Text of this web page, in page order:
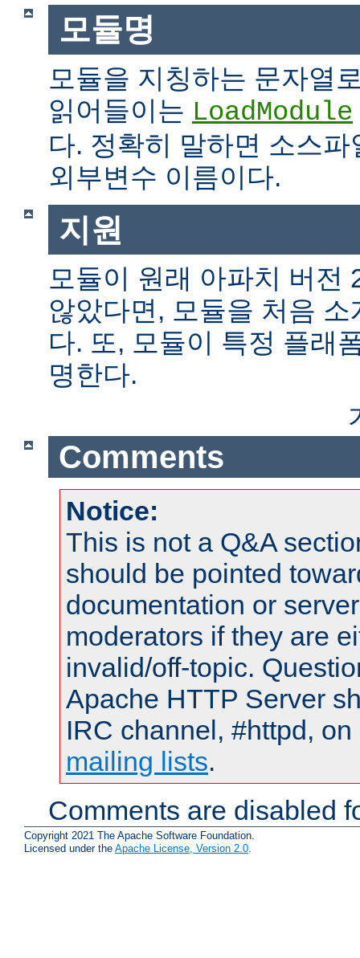
모듈명
모듈을 지칭하는 문자열
읽어들이는 LoadModule
다. 정확히 말하면 소스
외부변수 이름이다.
지원
모듈이 원래 아파치 버전
않았다면, 모듈을 처음
다. 또, 모듈이 특정 플래
명한다.
Comments
Notice:
This is not a Q&A
should be pointed
documentation or
moderators if they are
invalid/off-topic.
Apache HTTP Server
IRC channel, #httpd,
mailing lists.
Comments are disabled
Copyright 2021 The Apache Software Foundation.
Licensed under the Apache License, Version 2.0.